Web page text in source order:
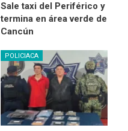
Sale taxi del Periférico y
termina en área verde de
Cancún
POLICIACA